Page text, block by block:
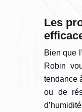
Les
Bien que
Robin
tendance
ou de